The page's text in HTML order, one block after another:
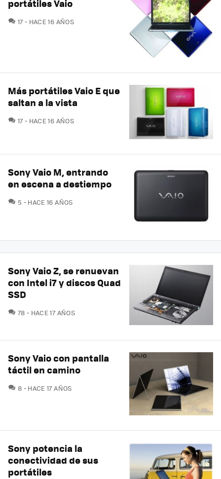
portátiles Vaio
17COMENTARIOS
HACE 16 AÑOS
Más portátiles Vaio E que
saltan a la vista
17COMENTARIOS
HACE 16 AÑOS
Sony Vaio M, entrando
en escena a destiempo
5 COMENTARIOS
HACE 16 AÑOS
Sony Vaio Z, se renuevan
con Intel i7 y discos Quad
SSD
78 COMENTARIOS
HACE 17 AÑOS
Sony Vaio con pantalla
táctil en camino
8 COMENTARIOS
HACE 17 AÑOS
Sony potencia la
conectividad de sus
portátiles